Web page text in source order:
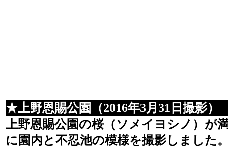
★上野恩賜公園（2016年3月31日撮影）
上野恩賜公園の桜（ソメイヨシノ）が
に園内と不忍池の模様を撮影しました